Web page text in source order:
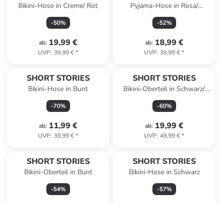
Bikini-Hose in Creme/ Rot
-50%
ab: 19,99 €
UVP: 39,99 €*
Pyjama-Hose in Rosa/
Schwarz
-52%
ab: 18,99 €
UVP: 39,99 €*
SHORT STORIES
Bikini-Hose in Bunt
-70%
ab: 11,99 €
UVP: 39,99 €*
SHORT STORIES
Bikini-Oberteil in Schwarz/
Weiß
-60%
ab: 19,99 €
UVP: 49,99 €*
SHORT STORIES
Bikini-Oberteil in Bunt
-54%
SHORT STORIES
Bikini-Hose in Schwarz
-57%